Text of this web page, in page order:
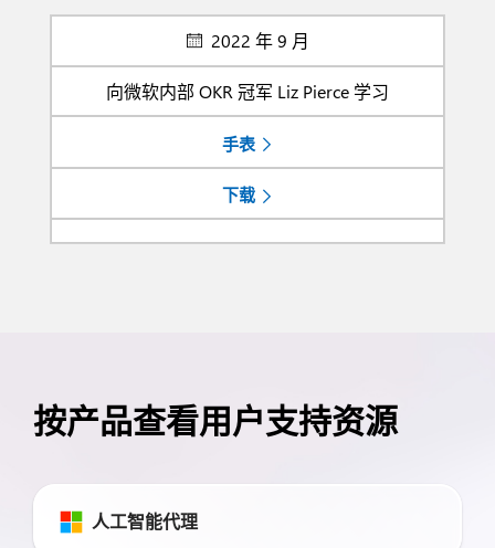
2022 年 9 月
向微软内部 OKR 冠军 Liz Pierce 学习
手表
下载
按产品查看用户支持资源
人工智能代理